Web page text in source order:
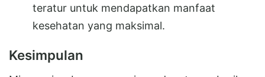
teratur untuk mendapatkan manfaat
kesehatan yang maksimal.
Kesimpulan